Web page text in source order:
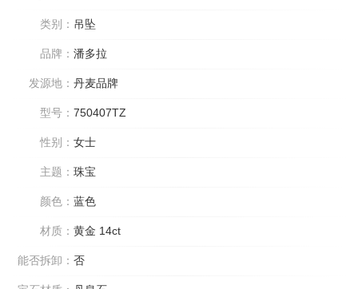
类别： 吊坠
品牌： 潘多拉
发源地： 丹麦品牌
型号： 750407TZ
性别： 女士
主题： 珠宝
颜色： 蓝色
材质： 黄金 14ct
能否拆卸： 否